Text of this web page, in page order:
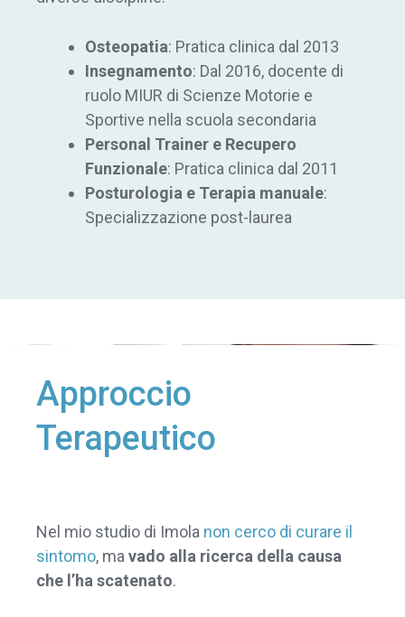
Osteopatia: Pratica clinica dal 2013
Insegnamento: Dal 2016, docente di
ruolo MIUR di Scienze Motorie e
Sportive nella scuola secondaria
Personal Trainer e Recupero
Funzionale: Pratica clinica dal 2011
Posturologia e Terapia manuale:
Specializzazione post-laurea
Approccio
Terapeutico
Nel mio studio di Imola non cerco di curare il
sintomo, mavado alla ricerca della causa
che l’ha scatenato.